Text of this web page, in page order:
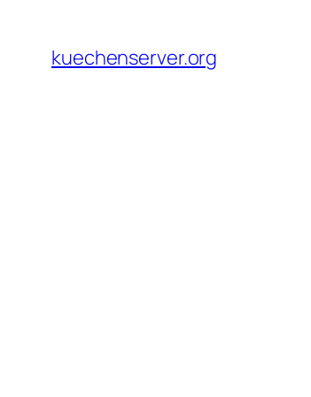
content
kuechenserver.org